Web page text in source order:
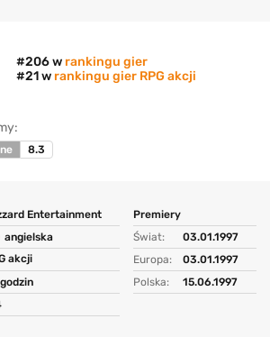
#206 w rankingu gier
#21 w rankingu gier RPG akcji
8.3
Entertainment
angielska
akcji
Premiery
Świat:
03.01.1997
Europa:
03.01.1997
Polska:
15.06.1997